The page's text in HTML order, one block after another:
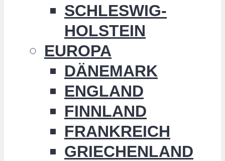
SCHLESWIG-
HOLSTEIN
EUROPA
DÄNEMARK
ENGLAND
FINNLAND
FRANKREICH
GRIECHENLAND